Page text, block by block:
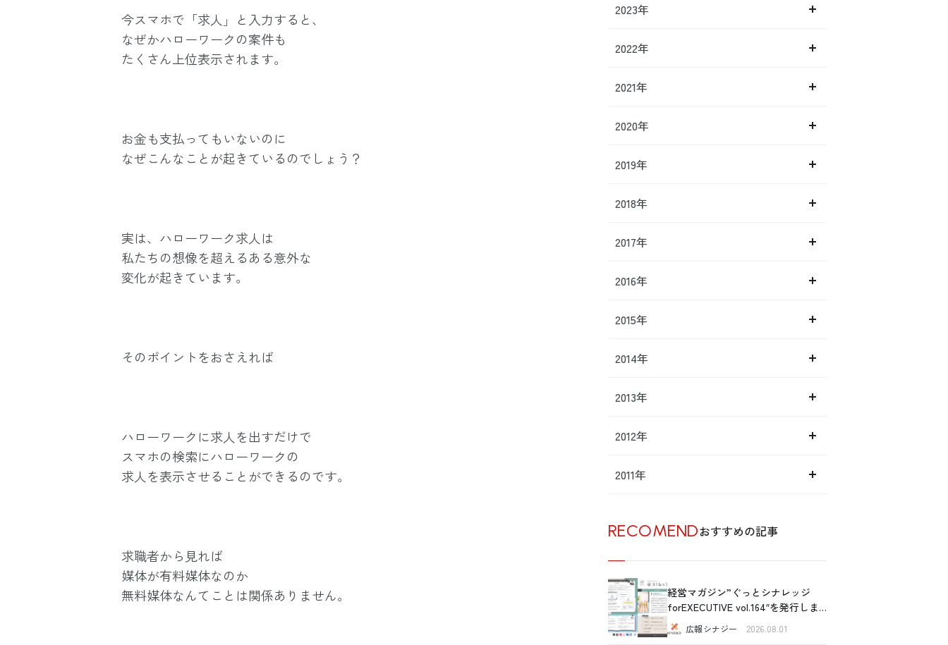
今スマホで「求人」と入力すると、
なぜかハローワークの案件も
たくさん上位表示されます。
お金も支払ってもいないのに
なぜこんなことが起きているのでしょう？
実は、ハローワーク求人は
私たちの想像を超えるある意外な
変化が起きています。
そのポイントをおさえれば
ハローワークに求人を出すだけで
スマホの検索にハローワークの
求人を表示させることができるのです。
求職者から見れば
媒体が有料媒体なのか
無料媒体なんてことは関係ありません。
2023年
2022年
2021年
2020年
2019年
2018年
2017年
2016年
2015年
2014年
2013年
2012年
2011年
RECOMENDおすすめの記事
経営マガジン”ぐっとシナレッジ
forEXECUTIVE vol.164″を発行しま
した！広報シナジー 2026.08.01